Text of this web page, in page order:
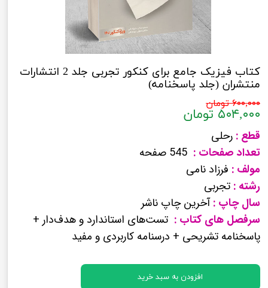
کتاب فیزیک جامع برای کنکور تجربی جلد 2 انتشارات
منتشران (جلد پاسخنامه)
۶۰۰,۰۰۰ تومان
۵۰۴,۰۰۰ تومان
قطع : رحلی
تعداد صفحات : 545 صفحه
مولف : فرزاد نامی
رشته : تجربی
سال چاپ :آخرین چاپ ناشر
سرفصل های کتاب : تست‌های استاندارد و هدف‌دار +
پاسخنامه تشریحی + درسنامه کاربردی و مفید
افزودن به سبد خرید